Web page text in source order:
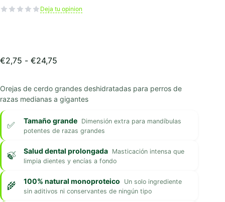
Deja tu opinion
€2,75 - €24,75
desde
€2,75
€24,75
Orejas de cerdo grandes deshidratadas para perros de
razas medianas a gigantes
Tamaño grande Dimensión extra para mandíbulas
potentes de razas grandes
Salud dental prolongada Masticación intensa que
limpia dientes y encías a fondo
100% natural monoproteico
Un solo ingrediente
sin aditivos ni conservantes de ningún tipo